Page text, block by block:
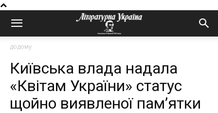
додому
Київська влада надала
«Квітам України» статус
щойно виявленої пам’ятки